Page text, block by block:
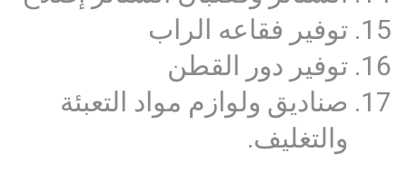
توفير فقاعه الراب
توفير دور القطن
صناديق ولوازم مواد التعبئة
والتغليف.